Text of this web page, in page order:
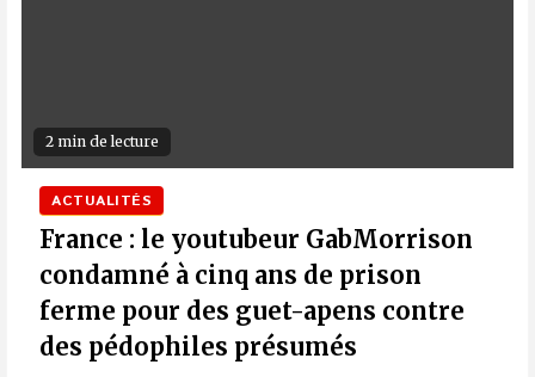
2 min de lecture
ACTUALITÉS
France : le youtubeur GabMorrison
condamné à cinq ans de prison
ferme pour des guet-apens contre
des pédophiles présumés